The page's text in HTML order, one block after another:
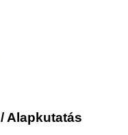
/ Alapkutatás